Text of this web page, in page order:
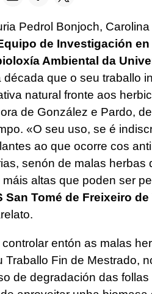
Pedrol Bonjoch,
de Investigación
Ambiental da
década que o seu traballo
natural fronte aos
de González e Pardo,
«O seu uso, se é
ao que ocorre cos
senón de malas herbas
altas que poden ser
San Tomé de Freixeiro de
controlar entón as malas
Traballo Fin de Mestrado,
de degradación das